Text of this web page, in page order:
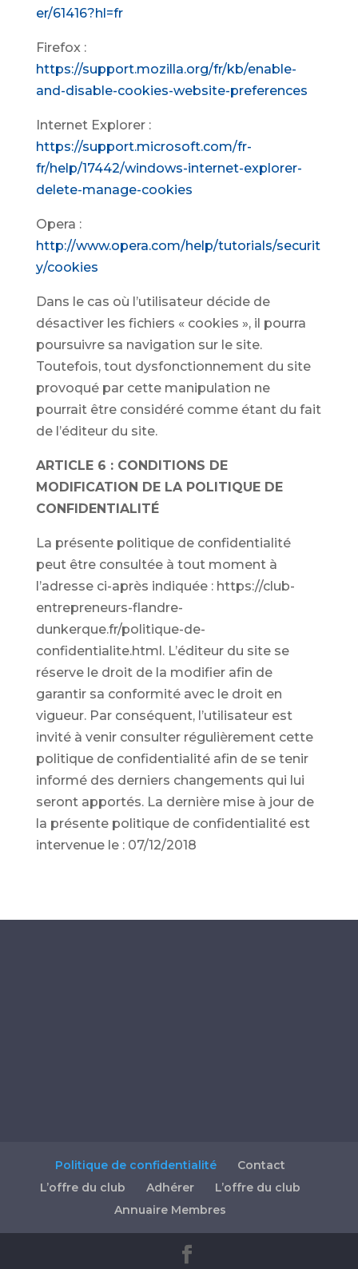
er/61416?hl=fr
Firefox :
https://support.mozilla.org/fr/kb/enable-
and-disable-cookies-website-preferences
Internet Explorer :
https://support.microsoft.com/fr-
fr/help/17442/windows-internet-explorer-
delete-manage-cookies
Opera :
http://www.opera.com/help/tutorials/securit
y/cookies
Dans le cas où l’utilisateur décide de
désactiver les fichiers « cookies », il pourra
poursuivre sa navigation sur le site.
Toutefois, tout dysfonctionnement du site
provoqué par cette manipulation ne
pourrait être considéré comme étant du fait
de l’éditeur du site.
ARTICLE 6 : CONDITIONS DE
MODIFICATION DE LA POLITIQUE DE
CONFIDENTIALITÉ
La présente politique de confidentialité
peut être consultée à tout moment à
l’adresse ci-après indiquée : https://club-
entrepreneurs-flandre-
dunkerque.fr/politique-de-
confidentialite.html. L’éditeur du site se
réserve le droit de la modifier afin de
garantir sa conformité avec le droit en
vigueur. Par conséquent, l’utilisateur est
invité à venir consulter régulièrement cette
politique de confidentialité afin de se tenir
informé des derniers changements qui lui
seront apportés. La dernière mise à jour de
la présente politique de confidentialité est
intervenue le : 07/12/2018
Politique de confidentialité
Contact
L’offre du club
Adhérer
L’offre du club
Annuaire Membres